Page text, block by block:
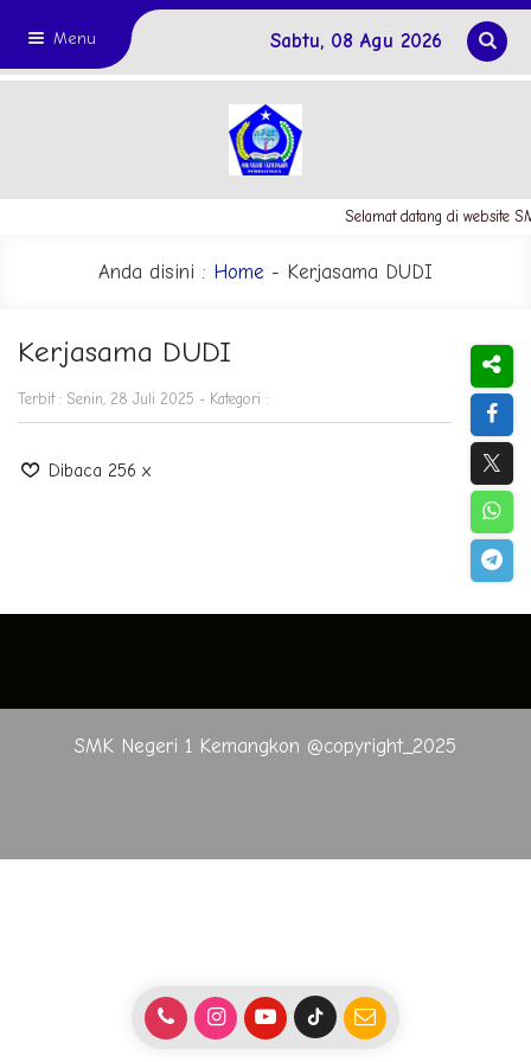
Menu Sabtu, 08 Agu 2026
Selamat datang di website
Anda disini : Home - Kerjasama DUDI
Kerjasama DUDI
Terbit : Senin, 28 Juli 2025 - Kategori :
Dibaca 256 x
SMK Negeri 1 Kemangkon @copyright_2025